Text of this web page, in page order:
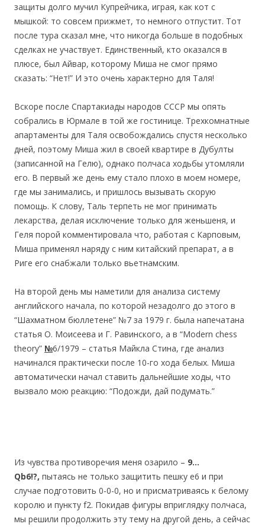
защиты долго мучил Купрейчика, играя, как кот с
мышкой: то совсем прижмет, то немного отпустит. Тот
после тура сказал мне, что никогда больше в подобных
сделках не участвует. Единственный, кто оказался в
плюсе, был Айвар, которому Миша не смог прямо
сказать: “Нет!” И это очень характерно для Таля!
Вскоре после Спартакиады народов СССР мы опять
собрались в Юрмале в той же гостинице. Трехкомнатные
апартаменты для Таля освобождались спустя несколько
дней, поэтому Миша жил в своей квартире в Дубулты
(записанной на Гелю), однако полчаса ходьбы утомляли
его. В первый же день ему стало плохо в моем номере,
где мы занимались, и пришлось вызывать скорую
помощь. К слову, Таль терпеть не мог принимать
лекарства, делая исключение только для женьшеня, и
Геля порой комментировала что, работая с Карповым,
Миша применял наряду с ним китайский препарат, а в
Риге его снабжали только вьетнамским.
На второй день мы наметили для анализа систему
английского начала, по которой незадолго до этого в
“Шахматном бюллетене” №7 за 1979 г. была напечатана
статья О. Моисеева и Г. Равинского, а в “Modern chess
theory” №6/1979 – статья Майкла Стина, где анализ
начинался практически после 10-го хода белых. Миша
автоматически начал ставить дальнейшие ходы, что
вызвало мою реакцию: “Подожди, дай подумать.”
Из чувства противоречия меня озарило – 9…
Qb6!?, пытаясь не только защитить пешку е6 и при
случае подготовить 0-0-0, но и присматриваясь к белому
королю и пункту f2. Покидав фигуры вприглядку полчаса,
мы решили продолжить эту тему на другой день, а сейчас